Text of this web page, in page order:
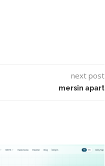
next post
mersin apart